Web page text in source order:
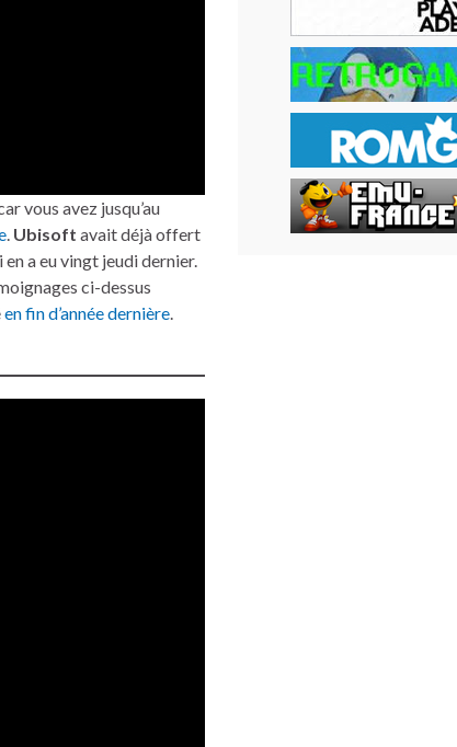
vous avez jusqu’au
Ubisoft avait déjà offert
en a eu vingt jeudi dernier.
ci-dessus
en fin d’année dernière.